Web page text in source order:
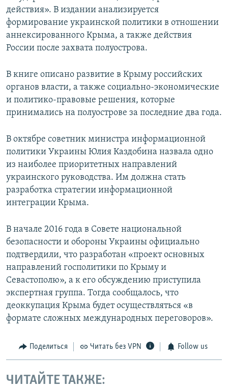
действия». В издании анализируется
формирование украинской политики в отношении
аннексированного Крыма, а также действия
России после захвата полуострова.
В книге описано развитие в Крыму российских
органов власти, а также социально-экономические
и политико-правовые решения, которые
принимались на полуострове за последние два года.
В октябре советник министра информационной
политики Украины Юлия Каздобина назвала одно
из наиболее приоритетных направлений
украинского руководства. Им должна стать
разработка стратегии информационной
интеграции Крыма.
В начале 2016 года в Совете национальной
безопасности и обороны Украины официально
подтвердили, что разработан «проект основных
направлений госполитики по Крыму и
Севастополю», а к его обсуждению приступила
экспертная группа. Тогда сообщалось, что
деоккупация Крыма будет осуществляться «в
формате сложных международных переговоров».
Поделиться Читать без VPN Follow us
ЧИТАЙТЕ ТАКЖЕ: